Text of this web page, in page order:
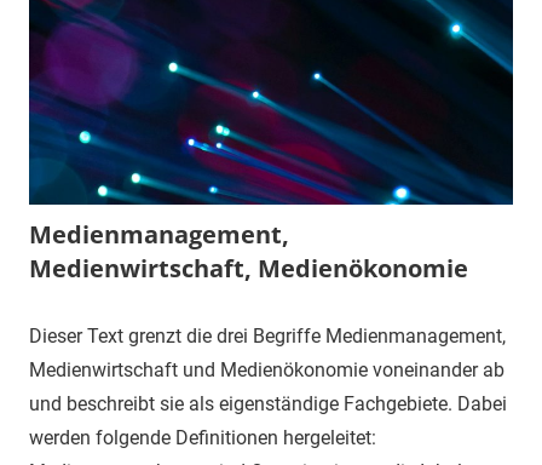
Medienmanagement,
Medienwirtschaft, Medienökonomie
Dieser Text grenzt die drei Begriffe Medienmanagement,
Medienwirtschaft und Medienökonomie voneinander ab
und beschreibt sie als eigenständige Fachgebiete. Dabei
werden folgende Definitionen hergeleitet: